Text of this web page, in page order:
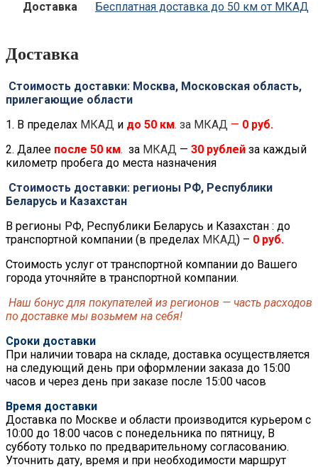
Доставка Бесплатная доставка до 50 км от МКАД
Доставка
Стоимость доставки: Москва, Московская область,
прилегающие области
1. В пределах МКАД и до 50 км. за МКАД — 0 руб.
2. Далее после 50 км. за МКАД — 30 рублей за каждый
километр пробега до места назначения
Стоимость доставки: регионы РФ, Республики
Беларусь и Казахстан
В регионы РФ, Республики Беларусь и Казахстан : до
транспортной компании (в пределах МКАД) – 0 руб.
Стоимость услуг от транспортной компании до Вашего
города уточняйте в транспортной компании.
Наш бонус для покупателей из регионов — часть расходов
по доставке мы возьмем на себя!
Сроки доставки
При наличии товара на складе, доставка осуществляется
на следующий день при оформлении заказа до 15:00
часов и через день при заказе после 15:00 часов
Время доставки
Доставка по Москве и области производится курьером с
10:00 до 18:00 часов с понедельника по пятницу, В
субботу только по предварительному согласованию.
Уточнить дату, время и при необходимости маршрут